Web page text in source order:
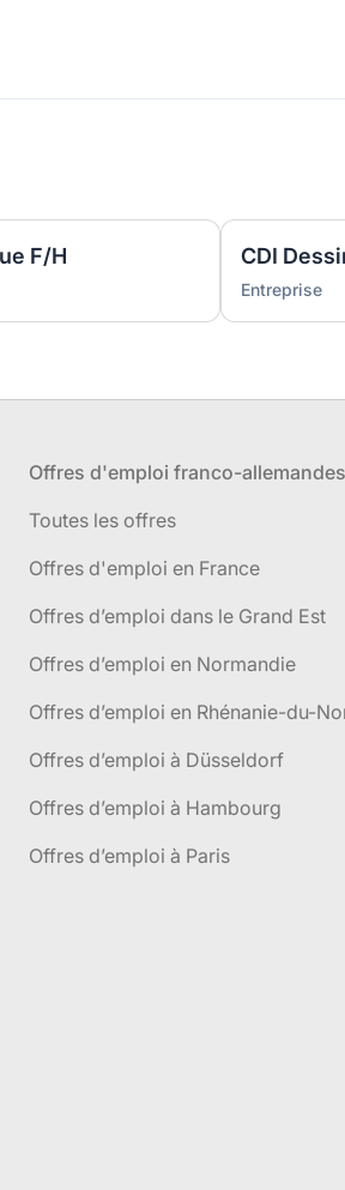
F/H CDI
Entreprise
Offres d'emploi franco-allemandes
Toutes les offres
Offres d'emploi en France
Offres d’emploi dans le Grand Est
Offres d’emploi en Normandie
Offres d’emploi à Düsseldorf
Offres d’emploi à Hambourg
Offres d’emploi à Paris